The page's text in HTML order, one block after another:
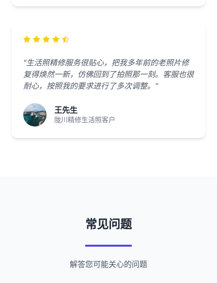
"生活照精修服务很贴心，把我多年前的老照片修
复得焕然一新，仿佛回到了拍照那一刻。客服也很
耐心，按照我的要求进行了多次调整。"
王先生
陇川精修生活照客户
常见问题
解答您可能关心的问题